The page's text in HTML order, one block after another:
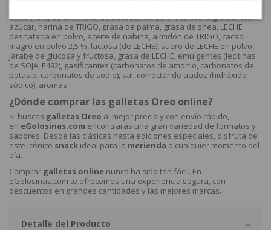
baño (43%) de confitería de sucedáneo de chocolate. Ingredientes:
azúcar, harina de TRIGO, grasa de palma, grasa de shea, LECHE
desnatada en polvo, aceite de nabina, almidón de TRIGO, cacao
magro en polvo 2,5 %, lactosa (de LECHE), suero de LECHE en polvo,
jarabe de glucosa y fructosa, grasa de LECHE, emulgentes (lecitinas
de SOJA, E492), gasificantes (carbonatos de amonio, carbonatos de
potasio, carbonatos de sodio), sal, corrector de acidez (hidróxido
sódico), aromas.
¿Dónde comprar las galletas Oreo online?
Si buscas galletas Oreo al mejor precio y con envío rápido,
en eGolosinas.com encontrarás una gran variedad de formatos y
sabores. Desde las clásicas hasta ediciones especiales, disfruta de
este icónico snack ideal para la merienda o cualquier momento del
día.
Comprar galletas online nunca ha sido tan fácil. En
eGolosinas.com te ofrecemos una experiencia segura, con
descuentos en grandes cantidades y las mejores marcas.
Detalle del Producto